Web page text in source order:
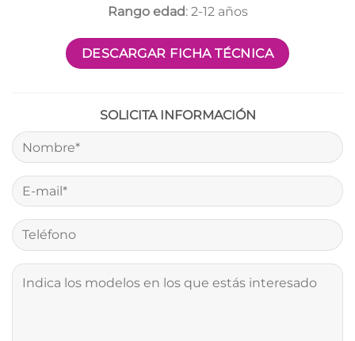
Rango edad: 2-12 años
DESCARGAR FICHA TÉCNICA
SOLICITA INFORMACIÓN